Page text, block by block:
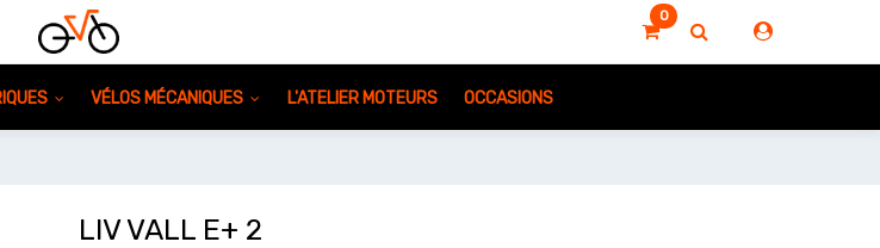
0
VÉLOS MÉCANIQUES L'ATELIER MOTEURS OCCASIONS
LIV VALL E+ 2